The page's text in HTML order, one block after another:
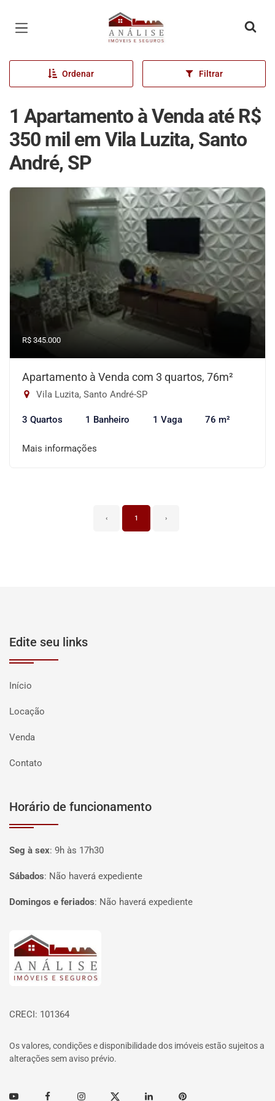
Página inicial
Ordenar Filtrar
1 Apartamento à Venda até R$
350 mil em Vila Luzita, Santo
André, SP
R$ 345.000
Apartamento à Venda com 3 quartos, 76m²
Vila Luzita, Santo André-SP
3 Quartos 1 Banheiro 1 Vaga 76 m²
Mais informações
‹ 1 ›
Edite seu links
Início
Locação
Venda
Contato
Horário de funcionamento
Seg à sex: 9h às 17h30
Sábados: Não haverá expediente
Domingos e feriados: Não haverá expediente
Página inicial
CRECI: 101364
Os valores, condições e disponibilidade dos imóveis estão sujeitos a
alterações sem aviso prévio.
Youtube FacebookInstagramTwitter Linkedin Pinterest